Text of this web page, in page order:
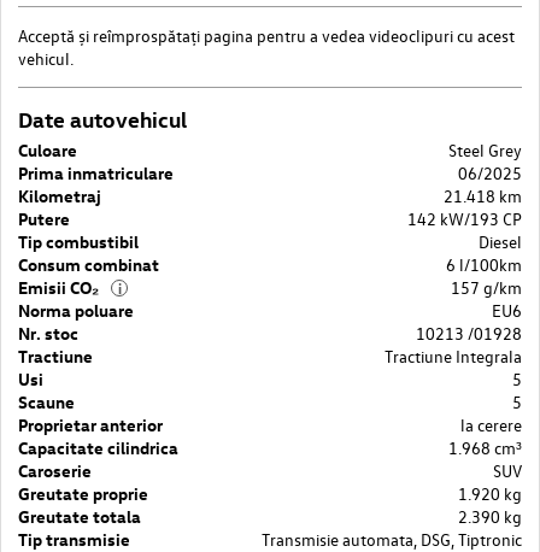
Acceptă și reîmprospătați pagina pentru a vedea videoclipuri cu acest
vehicul.
Date autovehicul
Culoare
Steel Grey
Prima inmatriculare
06/2025
Kilometraj
21.418 km
Putere
142 kW/193 CP
Tip combustibil
Diesel
Consum combinat
6 l/100km
Emisii CO₂
i
157 g/km
Norma poluare
EU6
Nr. stoc
10213 /01928
Tractiune
Tractiune Integrala
Usi
5
Scaune
5
Proprietar anterior
la cerere
Capacitate cilindrica
1.968 cm³
Caroserie
SUV
Greutate proprie
1.920 kg
Greutate totala
2.390 kg
Tip transmisie
Transmisie automata, DSG, Tiptronic